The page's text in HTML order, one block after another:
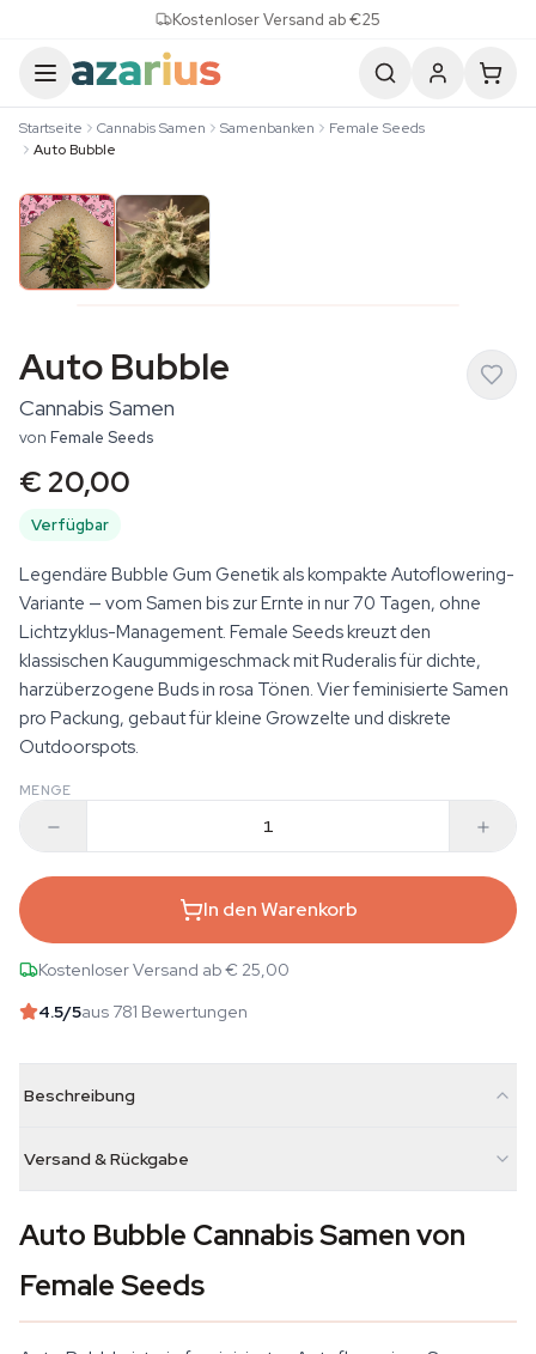
Kostenloser Versand ab €25
Startseite Cannabis Samen Samenbanken
Female Seeds
Auto Bubble
Auto Bubble
Cannabis Samen
von Female Seeds
€ 20,00
Verfügbar
Legendäre Bubble Gum Genetik als kompakte Autoflowering-
Variante — vom Samen bis zur Ernte in nur 70 Tagen, ohne
Lichtzyklus-Management. Female Seeds kreuzt den
klassischen Kaugummigeschmack mit Ruderalis für dichte,
harzüberzogene Buds in rosa Tönen. Vier feminisierte Samen
pro Packung, gebaut für kleine Growzelte und diskrete
Outdoorspots.
MENGE
In den Warenkorb
Kostenloser Versand ab € 25,00
4.5/5aus 781 Bewertungen
Beschreibung
Versand & Rückgabe
Auto Bubble Cannabis Samen von
Female Seeds